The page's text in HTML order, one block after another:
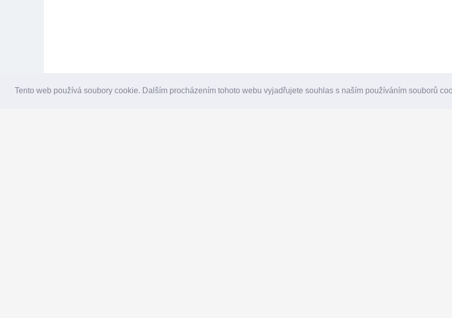
Tento web používá soubory cookie. Dalším procházením tohoto webu vyjadřujete souhlas s naším používáním souborů